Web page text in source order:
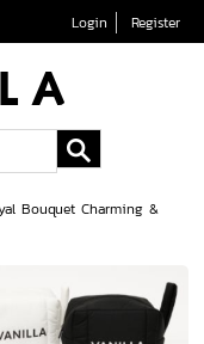
Login Register
Bouquet Charming &